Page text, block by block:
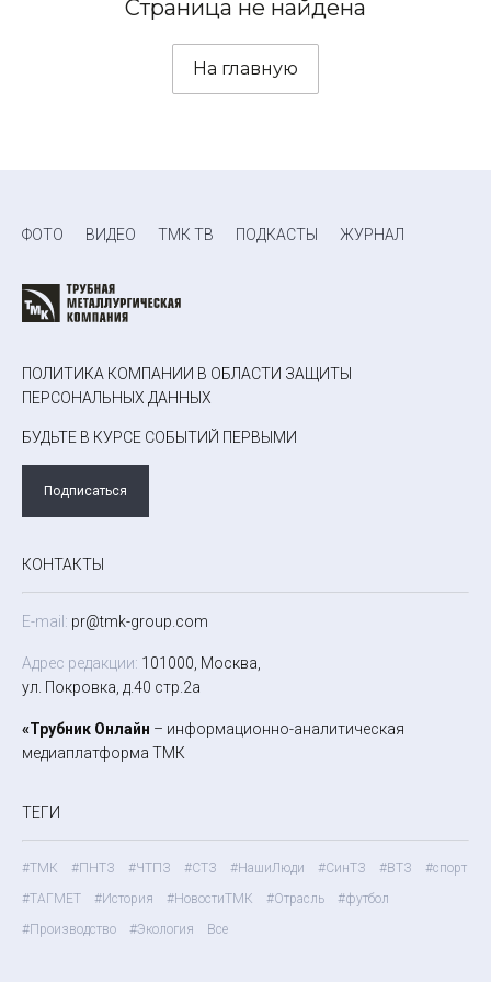
Страница не найдена
На главную
ФОТО ВИДЕО ТМК ТВ ПОДКАСТЫ ЖУРНАЛ
ПОЛИТИКА КОМПАНИИ В ОБЛАСТИ ЗАЩИТЫ
ПЕРСОНАЛЬНЫХ ДАННЫХ
БУДЬТЕ В КУРСЕ СОБЫТИЙ ПЕРВЫМИ
Подписаться
КОНТАКТЫ
E-mail: pr@tmk-group.com
Адрес редакции: 101000, Москва,
ул. Покровка, д.40 стр.2а
«Трубник Онлайн – информационно-аналитическая
медиаплатформа ТМК
ТЕГИ
#ТМК #ПНТЗ #ЧТПЗ #СТЗ #НашиЛюди #СинТЗ #ВТЗ
#спорт
#ТАГМЕТ
#История #НовостиТМК #Отрасль
#футбол
#Производство
#Экология Все